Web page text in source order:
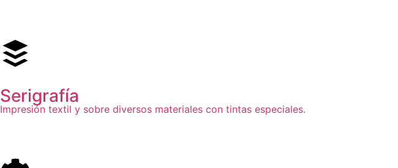
Serigrafía
Impresión textil y sobre diversos materiales con tintas especiales.